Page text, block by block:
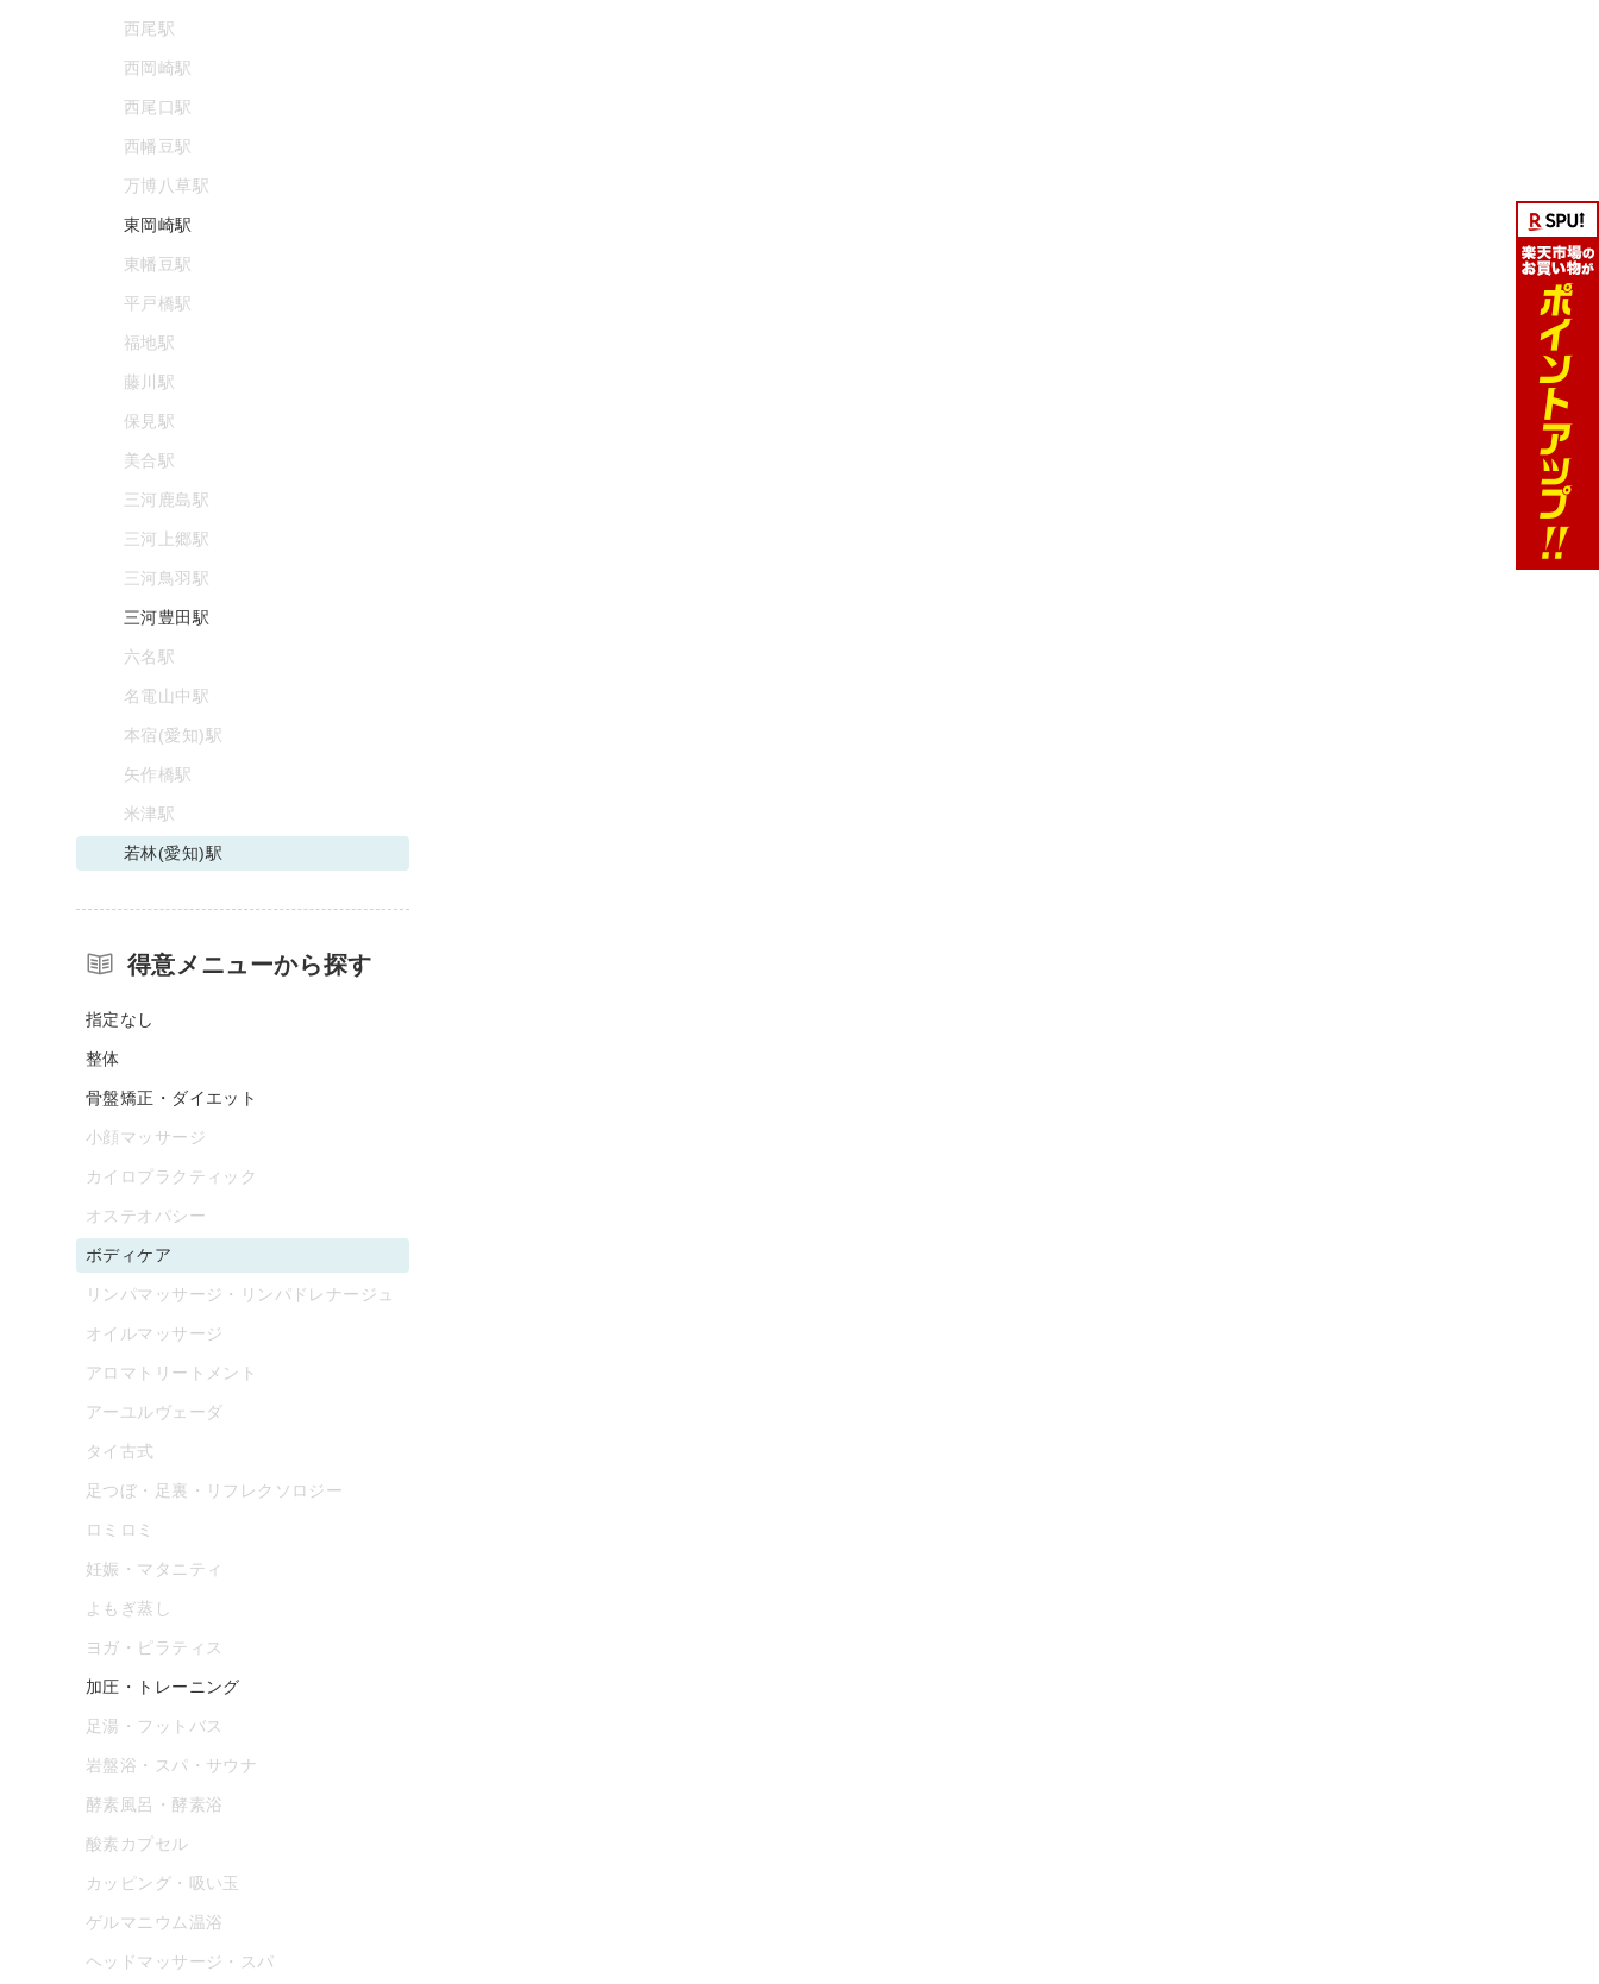
西尾駅
西岡崎駅
西尾口駅
西幡豆駅
万博八草駅
東岡崎駅
東幡豆駅
平戸橋駅
福地駅
藤川駅
保見駅
美合駅
三河鹿島駅
三河上郷駅
三河鳥羽駅
三河豊田駅
六名駅
名電山中駅
本宿(愛知)駅
矢作橋駅
米津駅
若林(愛知)駅
得意メニューから探す
指定なし
整体
骨盤矯正・ダイエット
小顔マッサージ
カイロプラクティック
オステオパシー
ボディケア
リンパマッサージ・リンパドレナージュ
オイルマッサージ
アロマトリートメント
アーユルヴェーダ
タイ古式
足つぼ・足裏・リフレクソロジー
ロミロミ
妊娠・マタニティ
よもぎ蒸し
ヨガ・ピラティス
加圧・トレーニング
足湯・フットバス
岩盤浴・スパ・サウナ
酵素風呂・酵素浴
酸素カプセル
カッピング・吸い玉
ゲルマニウム温浴
ヘッドマッサージ・スパ